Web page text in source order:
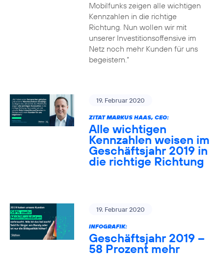
Mobilfunks zeigen alle wichtigen
Kennzahlen in die richtige
Richtung. Nun wollen wir mit
unserer Investitionsoffensive im
Netz noch mehr Kunden für uns
begeistern.“
19. Februar 2020
ZITAT MARKUS HAAS, CEO:
Alle wichtigen
Kennzahlen weisen im
Geschäftsjahr 2019 in
die richtige Richtung
19. Februar 2020
INFOGRAFIK:
Geschäftsjahr 2019 –
58 Prozent mehr